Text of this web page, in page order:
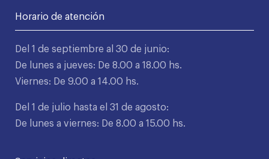
Horario de atención
Del 1 de septiembre al 30 de junio:
De lunes a jueves: De 8.00 a 18.00 hs.
Viernes: De 9.00 a 14.00 hs.
Del 1 de julio hasta el 31 de agosto:
De lunes a viernes: De 8.00 a 15.00 hs.